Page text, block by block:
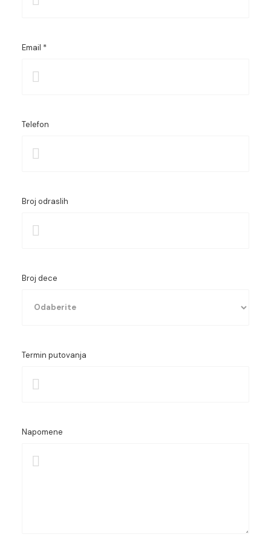
Email *
Telefon
Broj odraslih
Broj dece
Termin putovanja
Napomene